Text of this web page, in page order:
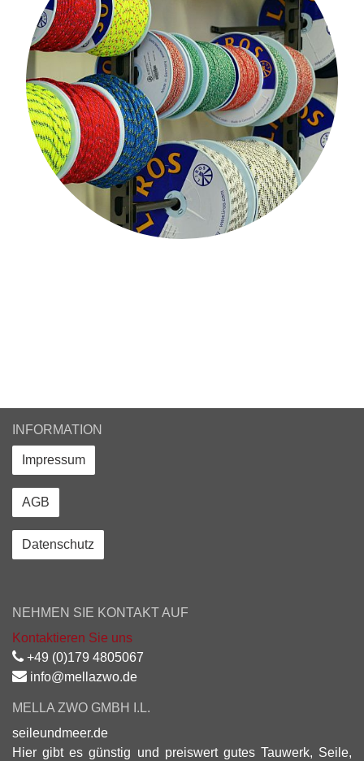
INFORMATION
Impressum
AGB
Datenschutz
NEHMEN SIE KONTAKT AUF
Kontaktieren Sie uns
+49 (0)179 4805067
info@mellazwo.de
MELLA ZWO GMBH I.L.
seileundmeer.de
Hier gibt es günstig und preiswert gutes Tauwerk, Seile,